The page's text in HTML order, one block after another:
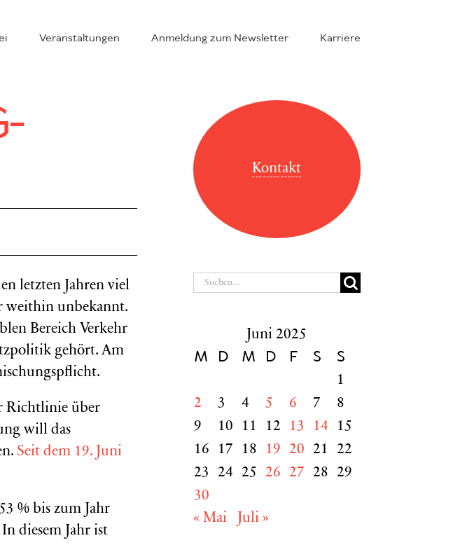
Veranstaltungen Anmeldung zum Newsletter Karriere
letzten Jahren viel
weithin unbekannt.
Bereich Verkehr
gehört. Am
Richtlinie über
will das
Seit dem 19. Juni
% bis zum Jahr
diesem Jahr ist
Kontakt
Suche
Juni 2025
M D M D F S S
1
2
3 4 5 6 7
8
9
10 11 12 13 14
15
16
17 18 19 20 21
22
23
24 25 26 27 28
29
30
« Mai
Juli »